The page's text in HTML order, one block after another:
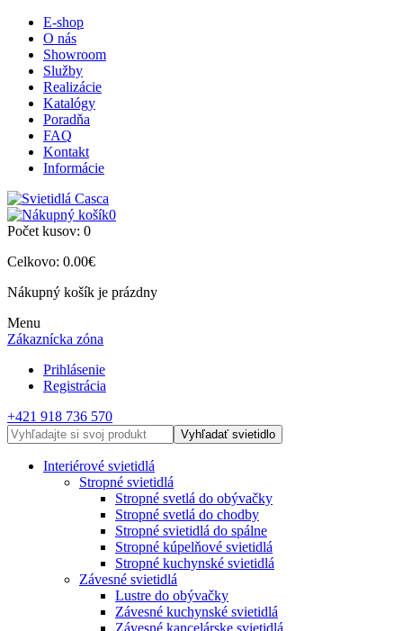
E-shop
O nás
Showroom
Služby
Realizácie
Katalógy
Poradňa
FAQ
Kontakt
Informácie
0
Počet kusov: 0
Celkovo: 0.00€
Nákupný košík je prázdny
Menu
Zákaznícka zóna
Prihlásenie
Registrácia
+421 918 736 570
Vyhľadať svietidlo
Interiérové svietidlá
Stropné svietidlá
Stropné svetlá do obývačky
Stropné svetlá do chodby
Stropné svietidlá do spálne
Stropné kúpelňové svietidlá
Stropné kuchynské svietidlá
Závesné svietidlá
Lustre do obývačky
Závesné kuchynské svietidlá
Závesné kancelárske svietidlá